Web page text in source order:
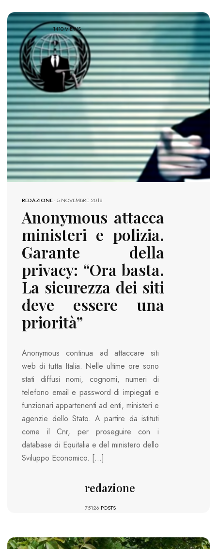
1410 VIEWS
REDAZIONE-5 NOVEMBRE 2018
Anonymous attacca
ministeri e polizia.
Garante della
privacy: “Ora basta.
La sicurezza dei siti
deve essere una
priorità”
Anonymous continua ad attaccare siti
web di tutta Italia. Nelle ultime ore sono
stati diffusi nomi, cognomi, numeri di
telefono email e password di impiegati e
funzionari appartenenti ad enti, ministeri e
agenzie dello Stato. A partire da istituti
come il Cnr, per proseguire con i
database di Equitalia e del ministero dello
Sviluppo Economico. […]
redazione
75126 POSTS